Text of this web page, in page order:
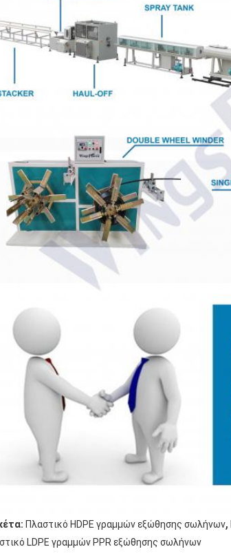
Πλαστικό HDPE γραμμών εξώθησης σωλήνων,
LDPE γραμμών PPR εξώθησης σωλήνων